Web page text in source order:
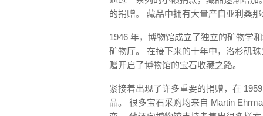
的捐赠。 藏品中拥有大量产自亚利桑
1946 年，博物馆成立了独立的矿物学
矿物厅。 在接下来的十年中，洛杉矶
赠开启了博物馆的宝石收藏之路。
紧接着出现了许多重要的捐赠，在
品。 很多宝石采购均来自 Martin